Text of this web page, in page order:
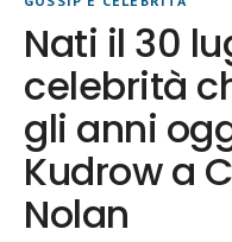
Nati il 30
celebrità
gli anni
Kudrow a
Nolan